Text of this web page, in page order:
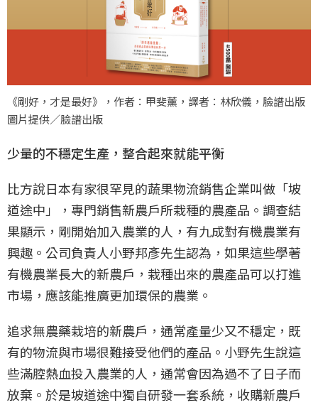
《剛好，才是最好》，作者：甲斐薰，譯者：林欣儀，臉譜出版
圖片提供／臉譜出版
少量的不穩定生產，整合起來就能平衡
比方說日本有家很罕見的蔬果物流銷售企業叫做「坡
道途中」，專門銷售新農戶所栽種的農產品。調查結
果顯示，剛開始加入農業的人，有九成對有機農業有
興趣。公司負責人小野邦彥先生認為，如果這些學著
有機農業長大的新農戶，栽種出來的農產品可以打進
市場，應該能推廣更加環保的農業。
追求無農藥栽培的新農戶，通常產量少又不穩定，既
有的物流與市場很難接受他們的產品。小野先生說這
些滿腔熱血投入農業的人，通常會因為過不了日子而
放棄。於是坡道途中獨自研發一套系統，收購新農戶